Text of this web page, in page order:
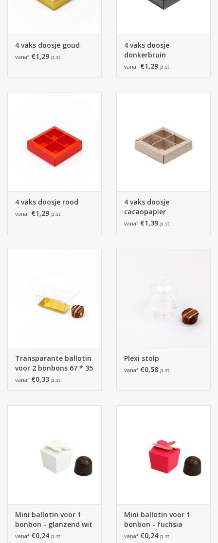
4 vaks doosje goud
vanaf €1,29 p.st.
4 vaks doosje
donkerbruin
vanaf €1,29 p.st.
4 vaks doosje rood
vanaf €1,29 p.st.
4 vaks doosje
cacaopapier
vanaf €1,39 p.st.
Transparante ballotin
voor 2 bonbons 67 * 35
* 32 mm
vanaf €0,33 p.st.
Plexi stolp
vanaf €0,58 p.st.
Mini ballotin voor 1
bonbon - glanzend wit
vanaf €0,24 p.st.
Mini ballotin voor 1
bonbon - fuchsia
vanaf €0,24 p.st.